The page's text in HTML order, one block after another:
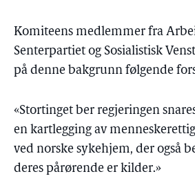
Komiteens medlemmer fra
Senterpartiet og Sosialistisk
på denne bakgrunn følgende
«Stortinget ber regjeringen
en kartlegging av
ved norske sykehjem, der også
deres pårørende er kilder.»